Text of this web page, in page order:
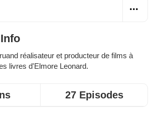
réalisateur et producteur de films à
livres d'Elmore Leonard.
27 Episodes